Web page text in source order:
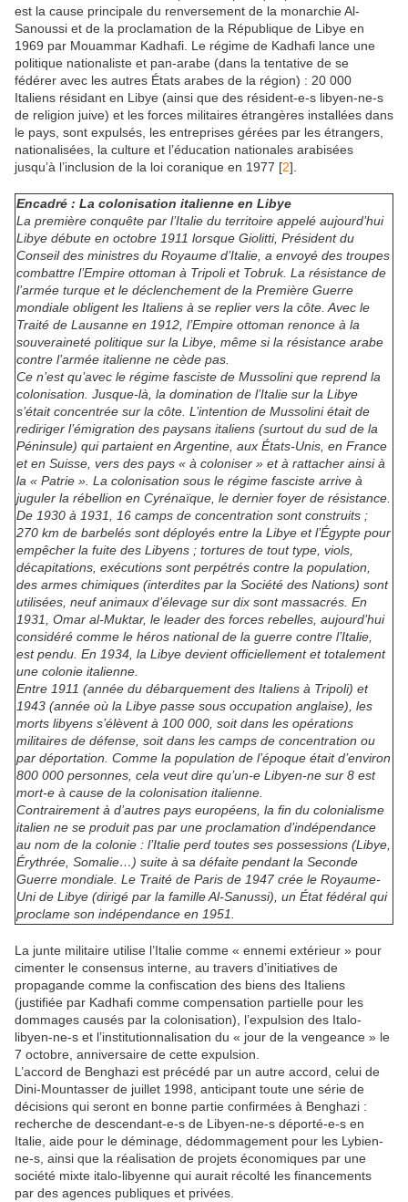
est la cause principale du renversement de la monarchie Al-
Sanoussi et de la proclamation de la République de Libye en
1969 par Mouammar Kadhafi. Le régime de Kadhafi lance une
politique nationaliste et pan-arabe (dans la tentative de se
fédérer avec les autres États arabes de la région) : 20 000
Italiens résidant en Libye (ainsi que des résident-e-s libyen-ne-s
de religion juive) et les forces militaires étrangères installées dans
le pays, sont expulsés, les entreprises gérées par les étrangers,
nationalisées, la culture et l’éducation nationales arabisées
jusqu’à l’inclusion de la loi coranique en 1977 [2]
Encadré : La colonisation italienne en Libye
La première conquête par l’Italie du territoire appelé aujourd’hui
Libye débute en octobre 1911 lorsque Giolitti, Président du
Conseil des ministres du Royaume d’Italie, a envoyé des troupes
combattre l’Empire ottoman à Tripoli et Tobruk. La résistance de
l’armée turque et le déclenchement de la Première Guerre
mondiale obligent les Italiens à se replier vers la côte. Avec le
Traité de Lausanne en 1912, l’Empire ottoman renonce à la
souveraineté politique sur la Libye, même si la résistance arabe
contre l’armée italienne ne cède pas.
Ce n’est qu’avec le régime fasciste de Mussolini que reprend la
colonisation. Jusque-là, la domination de l’Italie sur la Libye
s’était concentrée sur la côte. L’intention de Mussolini était de
rediriger l’émigration des paysans italiens (surtout du sud de la
Péninsule) qui partaient en Argentine, aux États-Unis, en France
et en Suisse, vers des pays « à coloniser » et à rattacher ainsi à
la « Patrie ». La colonisation sous le régime fasciste arrive à
juguler la rébellion en Cyrénaïque, le dernier foyer de résistance.
De 1930 à 1931, 16 camps de concentration sont construits ;
270 km de barbelés sont déployés entre la Libye et l’Égypte pour
empêcher la fuite des Libyens ; tortures de tout type, viols,
décapitations, exécutions sont perpétrés contre la population,
des armes chimiques (interdites par la Société des Nations) sont
utilisées, neuf animaux d’élevage sur dix sont massacrés. En
1931, Omar al-Muktar, le leader des forces rebelles, aujourd’hui
considéré comme le héros national de la guerre contre l’Italie,
est pendu. En 1934, la Libye devient officiellement et totalement
une colonie italienne.
Entre 1911 (année du débarquement des Italiens à Tripoli) et
1943 (année où la Libye passe sous occupation anglaise), les
morts libyens s’élèvent à 100 000, soit dans les opérations
militaires de défense, soit dans les camps de concentration ou
par déportation. Comme la population de l’époque était d’environ
800 000 personnes, cela veut dire qu’un-e Libyen-ne sur 8 est
mort-e à cause de la colonisation italienne.
Contrairement à d’autres pays européens, la fin du colonialisme
italien ne se produit pas par une proclamation d’indépendance
au nom de la colonie : l’Italie perd toutes ses possessions (Libye,
Érythrée, Somalie…) suite à sa défaite pendant la Seconde
Guerre mondiale. Le Traité de Paris de 1947 crée le Royaume-
Uni de Libye (dirigé par la famille Al-Sanussi), un État fédéral qui
proclame son indépendance en 1951.
La junte militaire utilise l’Italie comme « ennemi extérieur » pour
cimenter le consensus interne, au travers d’initiatives de
propagande comme la confiscation des biens des Italiens
(justifiée par Kadhafi comme compensation partielle pour les
dommages causés par la colonisation), l’expulsion des Italo-
libyen-ne-s et l’institutionnalisation du « jour de la vengeance » le
7 octobre, anniversaire de cette expulsion.
L’accord de Benghazi est précédé par un autre accord, celui de
Dini-Mountasser de juillet 1998, anticipant toute une série de
décisions qui seront en bonne partie confirmées à Benghazi :
recherche de descendant-e-s de Libyen-ne-s déporté-e-s en
Italie, aide pour le déminage, dédommagement pour les Lybien-
ne-s, ainsi que la réalisation de projets économiques par une
société mixte italo-libyenne qui aurait récolté les financements
par des agences publiques et privées.